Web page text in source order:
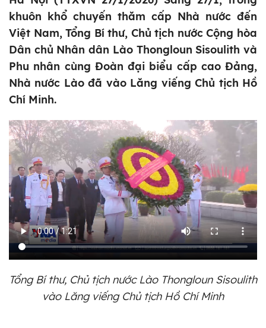
khuôn khổ chuyến thăm cấp Nhà nước đến
Việt Nam, Tổng Bí thư, Chủ tịch nước Cộng hòa
Dân chủ Nhân dân Lào Thongloun Sisoulith và
Phu nhân cùng Đoàn đại biểu cấp cao Đảng,
Nhà nước Lào đã vào Lăng viếng Chủ tịch Hồ
Chí Minh.
Tổng Bí thư, Chủ tịch nước Lào Thongloun Sisoulith
vào Lăng viếng Chủ tịch Hồ Chí Minh